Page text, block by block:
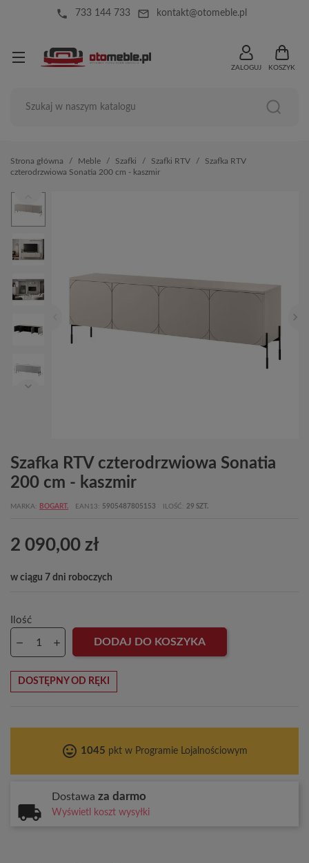
local_phone 733 144 733 mail_outline kontakt@otomeble.pl
ZALOGUJ KOSZYK
Strona główna Meble Szafki Szafki RTV
Szafka RTV
czterodrzwiowa Sonatia 200 cm - kaszmir
Szafka RTV czterodrzwiowa Sonatia
200 cm - kaszmir
MARKA BOGART. EAN13 5905487805153 ILOŚĆ 29 SZT.
2 090,00 zł
w ciągu 7 dni roboczych
Ilość
DODAJ DO KOSZYKA
DOSTĘPNY OD RĘKI
tag_faces 1045 pkt w Programie Lojalnościowym
Dostawa za darmo
Wyświetl koszt wysyłki